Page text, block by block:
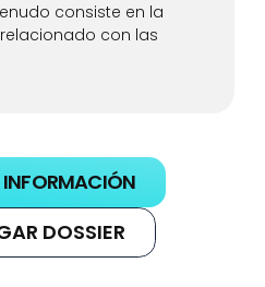
consiste en la
con las
INFORMACIÓN
DOSSIER